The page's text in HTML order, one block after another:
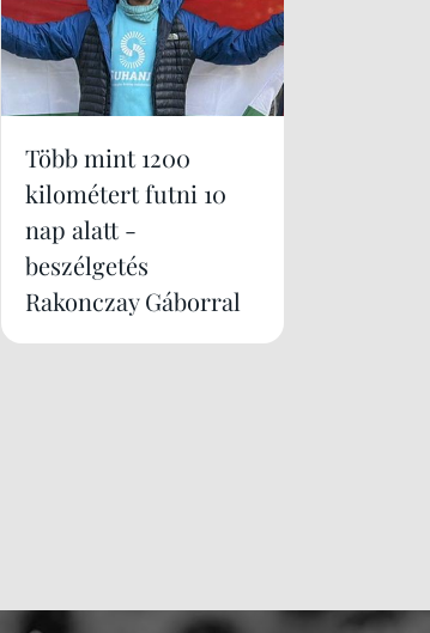
Több mint 1200
kilométert futni 10
nap alatt -
beszélgetés
Rakonczay Gáborral